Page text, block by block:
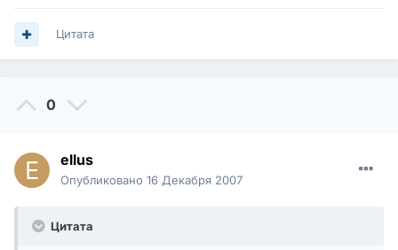
Цитата
0
ellus
Опубликовано 16 Декабря 2007
Цитата